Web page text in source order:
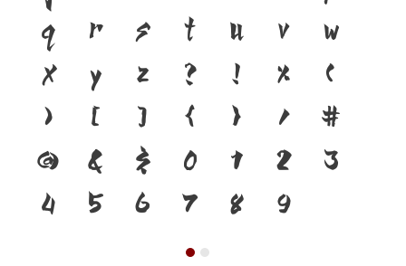
q r s t u v w
x y z ? ! % (
) [ ] { } / #
@ & $ 0 1 2 3
4 5 6 7 8 9